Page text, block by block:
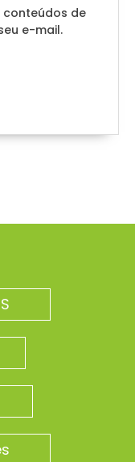
conteúdos de
e-mail.